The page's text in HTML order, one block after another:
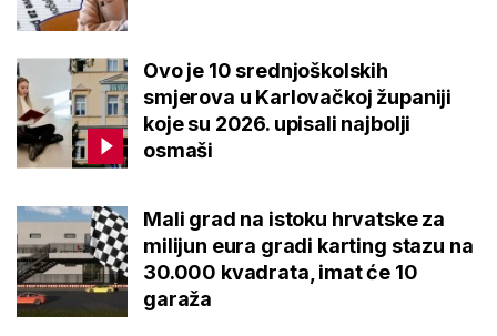
Ovo je 10 srednjoškolskih
smjerova u Karlovačkoj županiji
koje su 2026. upisali najbolji
osmaši
Mali grad na istoku hrvatske za
milijun eura gradi karting stazu na
30.000 kvadrata, imat će 10
garaža